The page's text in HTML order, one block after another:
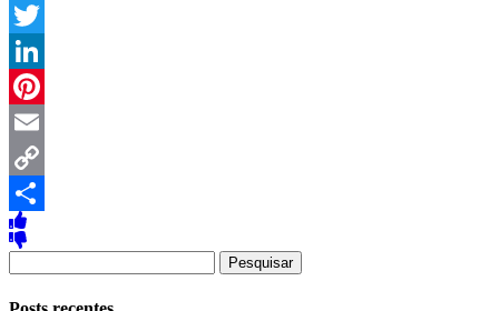
Facebook
Twitter
LinkedIn
Pinterest
Email
Copy
Link
Share
por: